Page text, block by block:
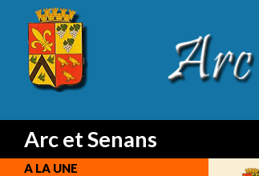
Arc et Senans
Search
A LA UNE